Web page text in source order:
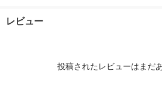
レビュー
投稿されたレビューはまだ